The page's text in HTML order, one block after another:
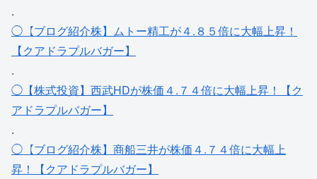
.
◯【ブログ紹介株】ムトー精工が４.８５倍に大幅上昇！
【クアドラプルバガー】
.
◯【株式投資】西武HDが株価４.７４倍に大幅上昇！【ク
アドラプルバガー】
.
◯【ブログ紹介株】商船三井が株価４.７４倍に大幅上
昇！【クアドラプルバガー】